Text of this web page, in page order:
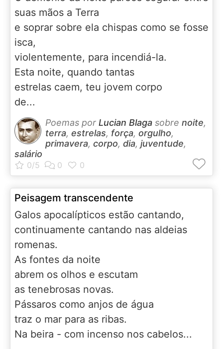
suas mãos a Terra
e soprar sobre ela chispas como se fosse
isca,
violentemente, para incendiá-la.
Esta noite, quando tantas
estrelas caem, teu jovem corpo
de...
Poemas por Lucian Blaga sobre noite,
terra, estrelas, força, orgulho,
primavera, corpo, dia, juventude,
salário
Peisagem transcendente
Galos apocalípticos estão cantando,
continuamente cantando nas aldeias
romenas.
As fontes da noite
abrem os olhos e escutam
as tenebrosas novas.
Pássaros como anjos de água
traz o mar para as ribas.
Na beira - com incenso nos cabelos...